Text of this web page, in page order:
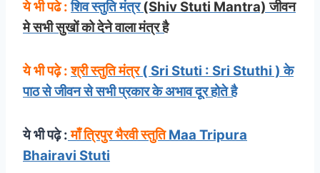
ये भी पढे :शिव स्तुति मंत्र(Shiv Stuti Mantra) जीवन
मे सभी सुखों को देने वाला मंत्र है
ये भी पढ़े : श्री स्तुति मंत्र( Sri Stuti : Sri Stuthi ) के
पाठ से जीवन से सभी प्रकार के अभाव दूर होते है
ये भी पढ़े :माँ त्रिपुर भैरवी स्तुतिMaa Tripura
Bhairavi Stuti